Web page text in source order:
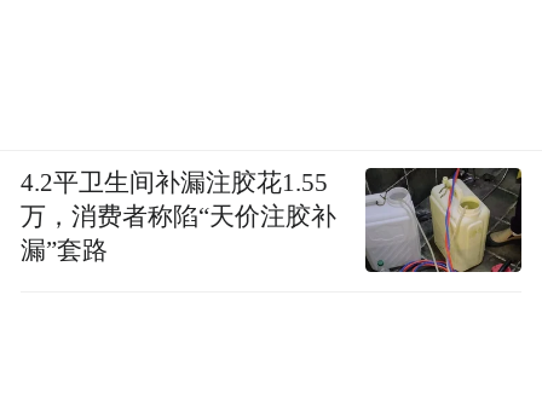
4.2平卫生间补漏注胶花1.55
万，消费者称陷“天价注胶补
漏”套路